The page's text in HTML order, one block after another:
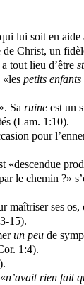
qui lui soit en aide
Christ, un
tout lieu d’être
«les petits enfants
Sa ruineest un
(Lam. 1:10).
pour
«descendue
le chemin ?»
maîtriser ses
15).
un peude
1:4).
n’avait rien fait